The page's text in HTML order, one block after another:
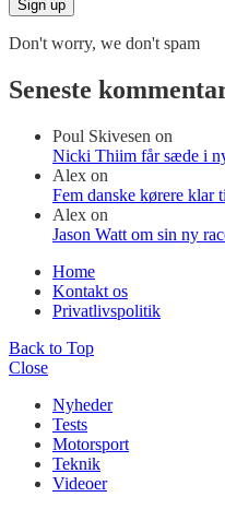
Don't worry, we don't spam
Seneste
Poul Skivesen on
Nicki Thiim får sæde i
Alex on
Fem danske kørere klar
Alex on
Jason Watt om sin ny
Home
Kontakt os
Privatlivspolitik
Back to Top
Close
Nyheder
Tests
Motorsport
Teknik
Videoer